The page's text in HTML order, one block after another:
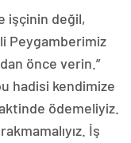
işçinin değil,
Peygamberimiz
önce verin.”
hadisi kendimize
ödemeliyiz.
İş